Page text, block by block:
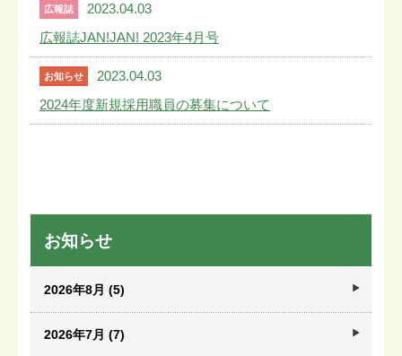
広報誌
2023.04.03
広報誌JAN!JAN! 2023年4月号
お知らせ
2023.04.03
2024年度新規採用職員の募集について
お知らせ
2026年8月 (5)
2026年7月 (7)